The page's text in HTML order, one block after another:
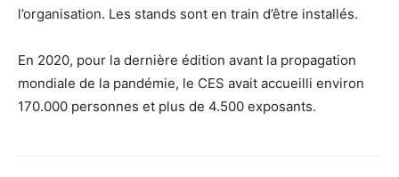
l’organisation. Les stands sont en train d’être installés.
En 2020, pour la dernière édition avant la propagation
mondiale de la pandémie, le CES avait accueilli environ
170.000 personnes et plus de 4.500 exposants.